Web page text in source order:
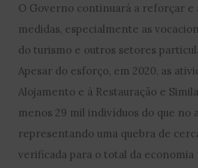
O Governo continuará a reforçar e
medidas, especialmente as
do turismo e outros setores
Apesar do esforço, em 2020, as
Alojamento e à Restauração e
menos 29 mil indivíduos do que no
representando uma quebra de
verificada para o total da economia